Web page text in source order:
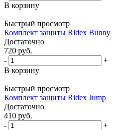
В корзину
Быстрый просмотр
Комплект защиты Ridex Bunny
Достаточно
720 руб.
-
+
В корзину
Быстрый просмотр
Комплект защиты Ridex Jump
Достаточно
410 руб.
-
+